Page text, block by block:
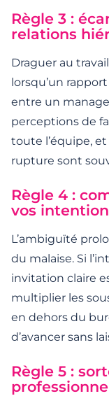
Règle 3 :
relations
Draguer au
lorsqu’un
entre un
perceptions de
toute l’équipe,
rupture sont
Règle 4 :
vos
L’ambiguïté
du malaise. Si
invitation claire
multiplier les
en dehors du
d’avancer sans
Règle 5 :